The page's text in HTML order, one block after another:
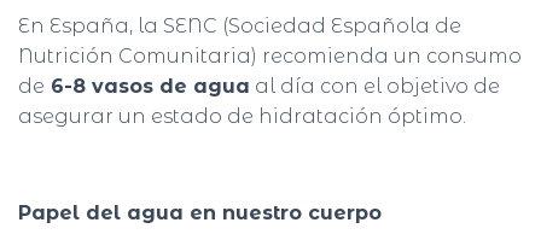
En España, la SENC (Sociedad Española de
Nutrición Comunitaria) recomienda un consumo
de 6-8 vasos de agua al día con el objetivo de
asegurar un estado de hidratación óptimo.
Papel del agua en nuestro cuerpo